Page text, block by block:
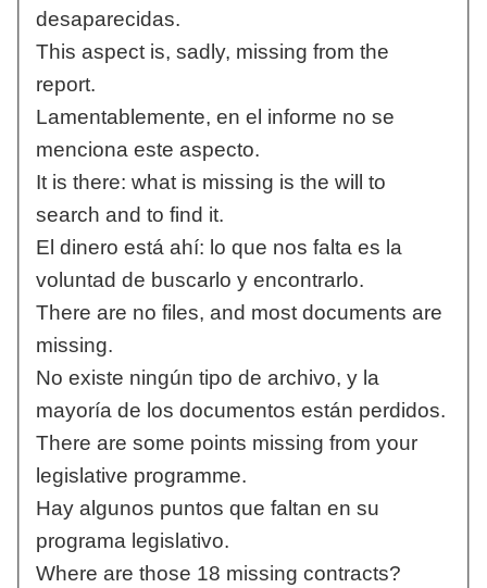
desaparecidas.
This aspect is, sadly, missing from the
report.
Lamentablemente, en el informe no se
menciona este aspecto.
It is there: what is missing is the will to
search and to find it.
El dinero está ahí: lo que nos falta es la
voluntad de buscarlo y encontrarlo.
There are no files, and most documents are
missing.
No existe ningún tipo de archivo, y la
mayoría de los documentos están perdidos.
There are some points missing from your
legislative programme.
Hay algunos puntos que faltan en su
programa legislativo.
Where are those 18 missing contracts?